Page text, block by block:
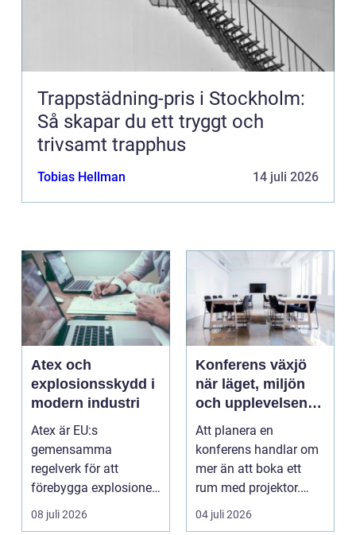
Trappstädning-pris i Stockholm:
Så skapar du ett tryggt och
trivsamt trapphus
Tobias Hellman 14 juli 2026
Atex och
explosionsskydd i
modern industri
Atex är EU:s
gemensamma
regelverk för att
förebygga explosioner
i arbetsmiljöer ...
08 juli 2026
Konferens växjö
när läget, miljön
och upplevelsen
gör skillnad
Att planera en
konferens handlar om
mer än att boka ett
rum med projektor.
Företag letar efter
plats...
04 juli 2026